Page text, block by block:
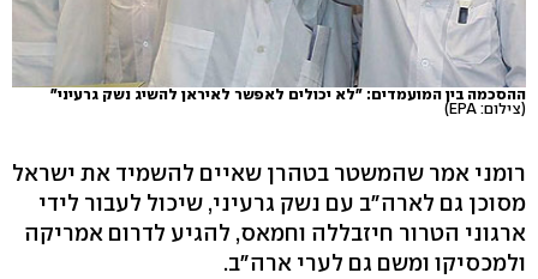
ההסכמה בין המועמדים: "לא יכולים לאפשר לאיראן להשיג נשק גרעיני"
(צילום: EPA)
רומני אמר שהמשטר בטהרן שאיים להשמיד את ישראל
מסוכן גם לארה"ב עם נשק גרעיני, שיכול לעבור לידי
ארגוני הטרור חיזבללה וחמאס, להגיע לדרום אמריקה
ולמכסיקו ומשם גם לערי ארה"ב.